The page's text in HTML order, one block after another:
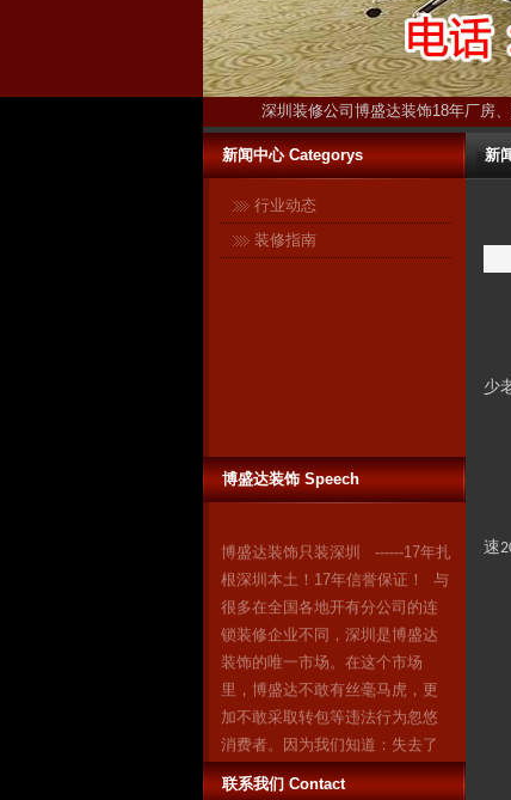
深圳装修公司博盛达装饰18年厂房
新闻中心 Categorys
行业动态
装修指南
博盛达装饰 Speech
根深圳本土！17年信誉保证！ 与
很多在全国各地开有分公司的连
锁装修企业不同，深圳是博盛达
装饰的唯一市场。在这个市场
里，博盛达不敢有丝毫马虎，更
加不敢采取转包等违法行为忽悠
消费者。因为我们知道：失去了
深圳，就失去了博盛达的全
部！ 我们是深圳人，我们自豪！
联系我们 Contact
新
少
速